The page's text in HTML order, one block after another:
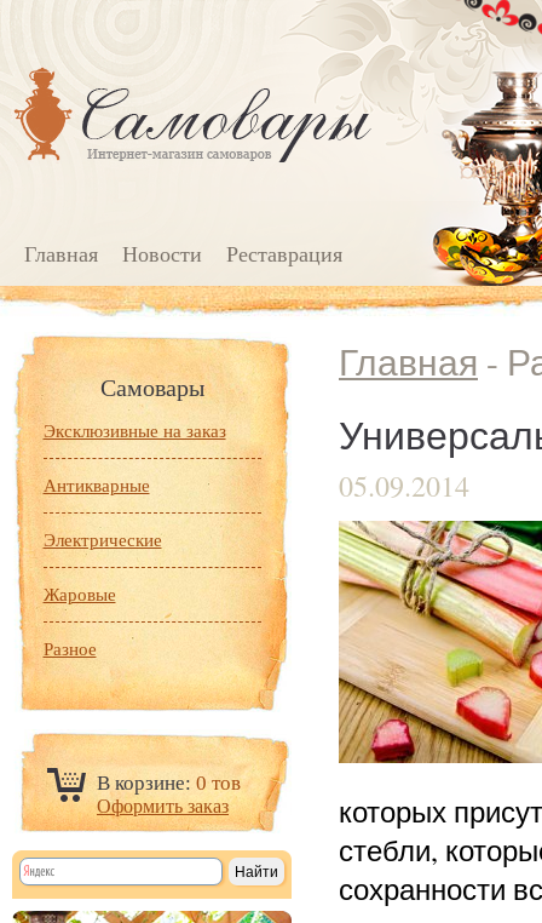
Главная Новости Реставрация
Самовары
Эксклюзивные на заказ
Антикварные
Электрические
Жаровые
Разное
В корзине: 0 тов
Оформить заказ
Главная -
05.09.2014
которых
стебли,
сохранности